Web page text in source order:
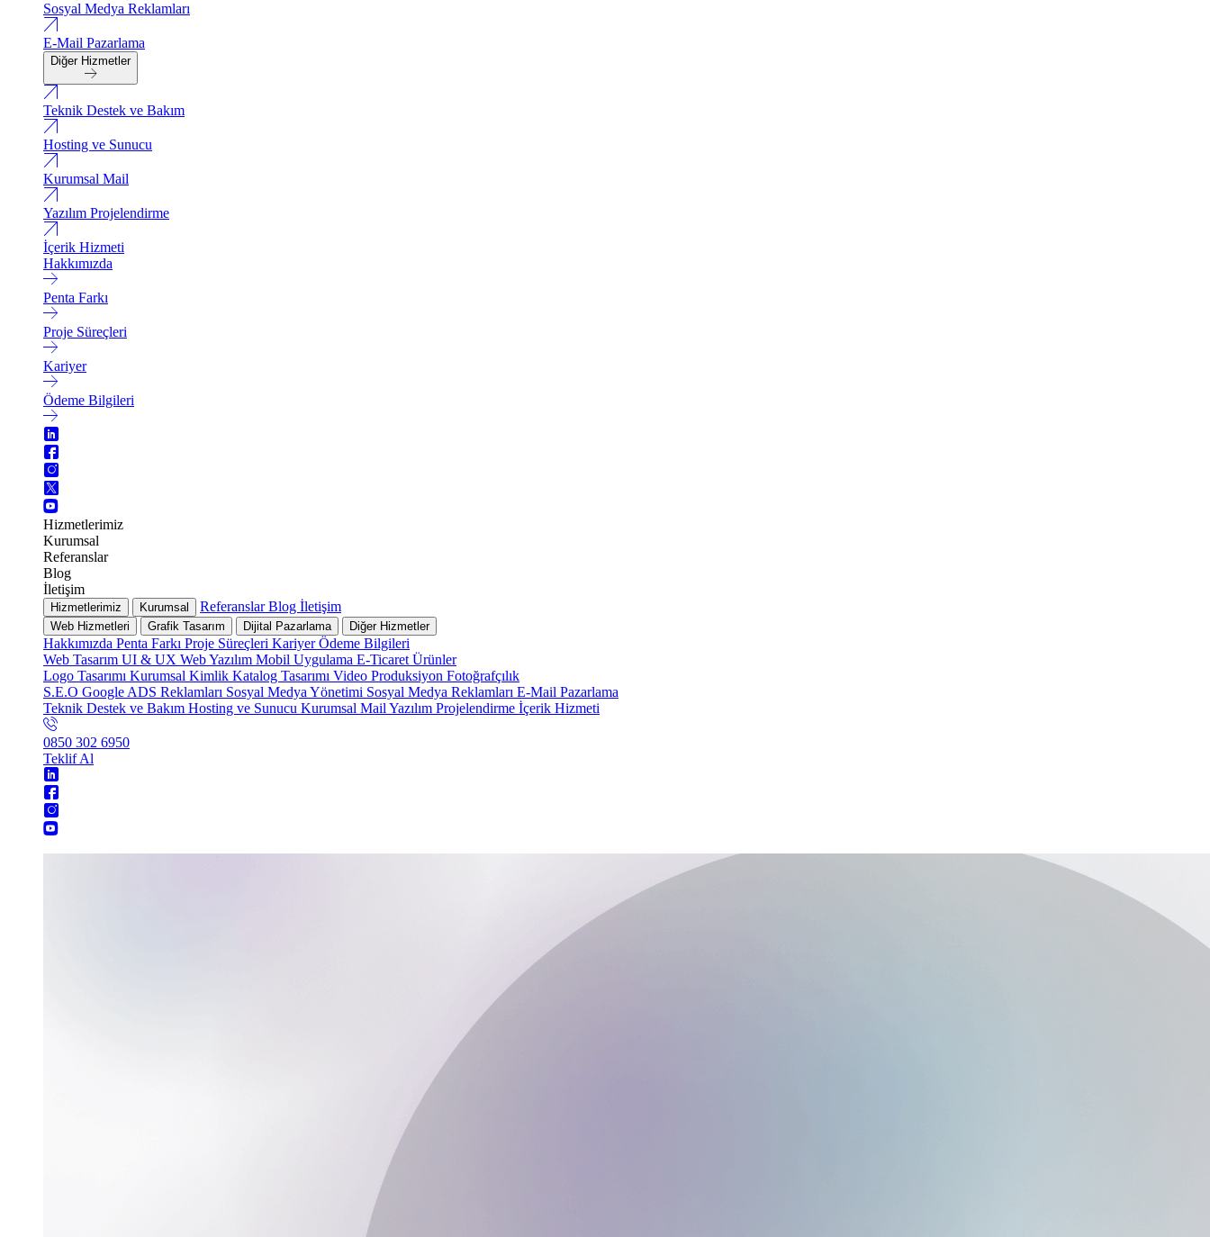
Sosyal Medya Reklamları
E-Mail Pazarlama
Diğer Hizmetler
Teknik Destek ve Bakım
Hosting ve Sunucu
Kurumsal Mail
Yazılım Projelendirme
İçerik Hizmeti
Hakkımızda
Penta Farkı
Proje Süreçleri
Kariyer
Ödeme Bilgileri
Hizmetlerimiz
Kurumsal
Referanslar
Blog
İletişim
Hizmetlerimiz Kurumsal ReferanslarBlog İletişim
Web Hizmetleri Grafik Tasarım Dijital Pazarlama Diğer Hizmetler
Hakkımızda Penta Farkı Proje Süreçleri KariyerÖdeme Bilgileri
Web Tasarım UI & UX Web Yazılım Mobil Uygulama E-Ticaret Ürünler
Logo Tasarımı Kurumsal Kimlik Katalog Tasarımı Video Produksiyon Fotoğrafçılık
S.E.O Google ADS Reklamları Sosyal Medya Yönetimi Sosyal Medya Reklamları E-Mail Pazarlama
Teknik Destek ve Bakım Hosting ve Sunucu Kurumsal Mail Yazılım Projelendirme İçerik Hizmeti
0850 302 6950
Teklif Al